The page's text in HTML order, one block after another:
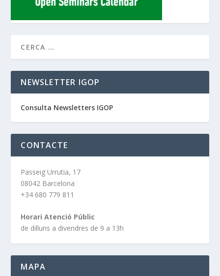
NEWSLETTER IGOP
Consulta Newsletters IGOP
CONTACTE
Passeig Urrutia, 17
08042 Barcelona
+34 680 779 811
Horari Atenció Públic
de dilluns a divendres de 9 a 13h
MAPA